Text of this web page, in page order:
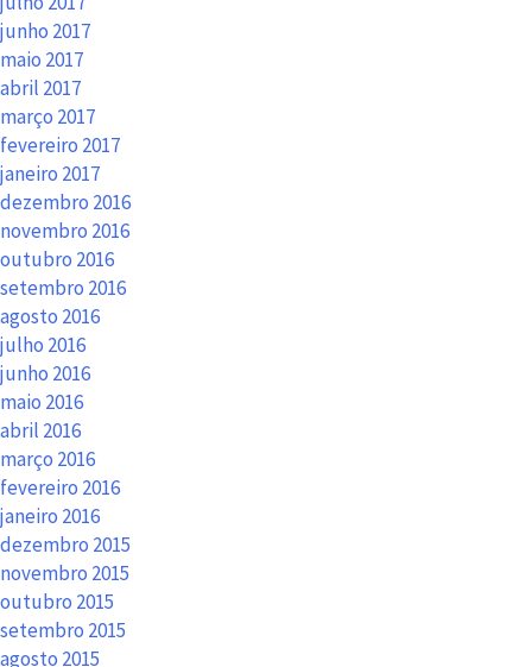
junho 2017
maio 2017
abril 2017
março 2017
fevereiro 2017
janeiro 2017
dezembro 2016
novembro 2016
outubro 2016
setembro 2016
agosto 2016
julho 2016
junho 2016
maio 2016
abril 2016
março 2016
fevereiro 2016
janeiro 2016
dezembro 2015
novembro 2015
outubro 2015
setembro 2015
agosto 2015